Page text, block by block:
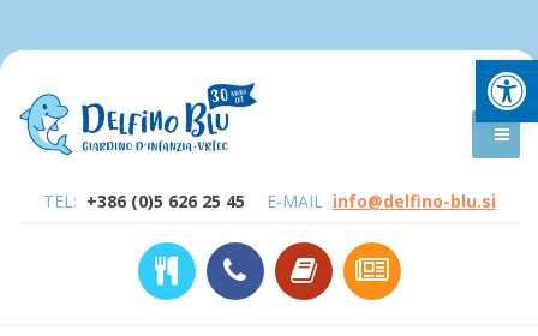
TEL: +386 (0)5 626 25 45 E-MAIL info@delfino-blu.si